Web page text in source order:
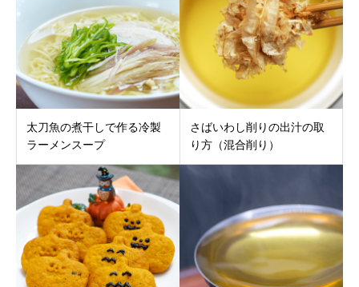
太刀魚の煮干しで作る冷製
ラーメンスープ
さばいわし削りの出汁の取
り方（混合削り）